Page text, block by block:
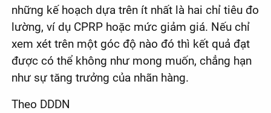
những kế hoạch dựa trên ít nhất là hai chỉ tiêu đo
lường, ví dụ CPRP hoặc mức giảm giá. Nếu chỉ
xem xét trên một góc độ nào đó thì kết quả đạt
được có thể không như mong muốn, chẳng hạn
như sự tăng trưởng của nhãn hàng.
Theo DDDN